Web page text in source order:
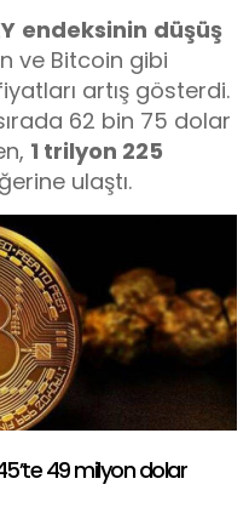
endeksinin düşüş
ve Bitcoin gibi
artış gösterdi.
62 bin 75 dolar
1 trilyon 225
ulaştı.
49 milyon dolar